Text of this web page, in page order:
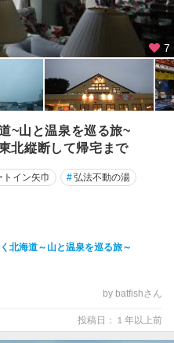
7
~山と温泉を巡る旅~
北縦断して帰宅まで
トイン矢巾 #弘法不動の湯
北海道～山と温泉を巡る旅～
by batfishさん
投稿日：１年以上前